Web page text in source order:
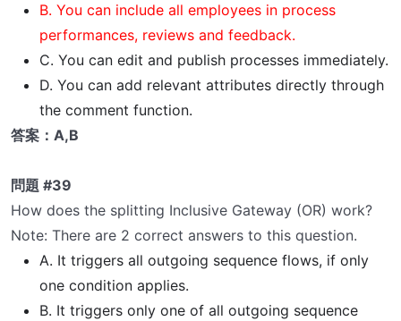
B. You can include all employees in process
performances, reviews and feedback.
C. You can edit and publish processes immediately.
D. You can add relevant attributes directly through
the comment function.
答案：A,B
問題 #39
How does the splitting Inclusive Gateway (OR) work?
Note: There are 2 correct answers to this question.
A. It triggers all outgoing sequence flows, if only
one condition applies.
B. It triggers only one of all outgoing sequence